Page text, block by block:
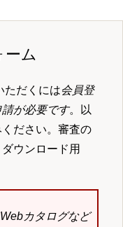
ーム
ただくには会員登
が必要です。以
ださい。審査の
ウンロード用
カタログなど